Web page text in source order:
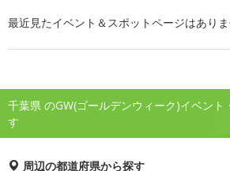
最近見たイベント＆スポットページはありま
千葉県 のGW(ゴールデンウィーク)イベント
す
周辺の都道府県から探す